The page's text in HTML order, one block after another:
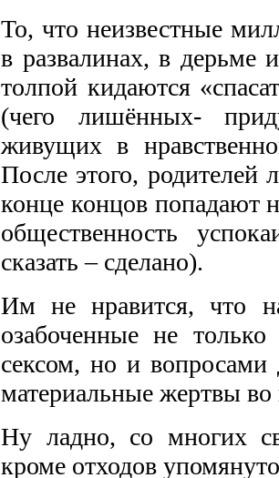
То, что неизвестные
в развалинах, в дерьме
толпой кидаются
(чего лишённых-
живущих в
После этого, родителей
конце концов попадают
общественность
сказать – сделано).
Им не нравится, что
озабоченные не
сексом, но и
материальные жертвы
Ну ладно, со многих
кроме отходов